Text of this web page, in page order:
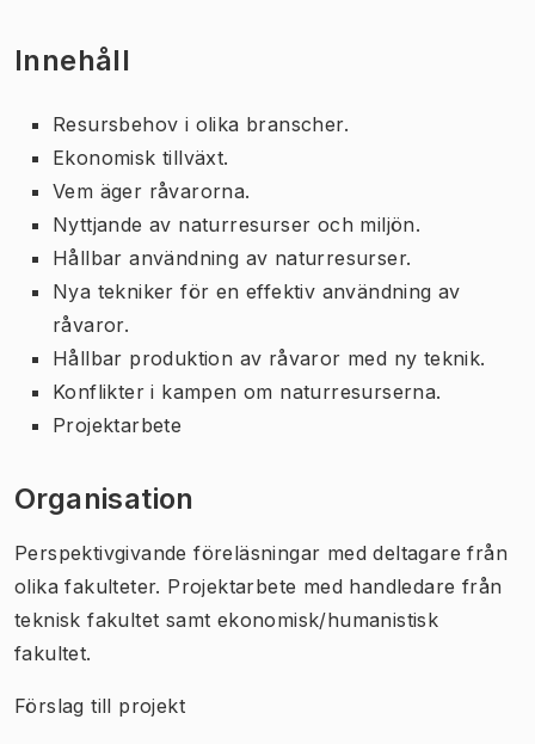
Innehåll
Resursbehov i olika branscher.
Ekonomisk tillväxt.
Vem äger råvarorna.
Nyttjande av naturresurser och miljön.
Hållbar användning av naturresurser.
Nya tekniker för en effektiv användning av
råvaror.
Hållbar produktion av råvaror med ny teknik.
Konflikter i kampen om naturresurserna.
Projektarbete
Organisation
Perspektivgivande föreläsningar med deltagare från
olika fakulteter. Projektarbete med handledare från
teknisk fakultet samt ekonomisk/humanistisk
fakultet.
Förslag till projekt